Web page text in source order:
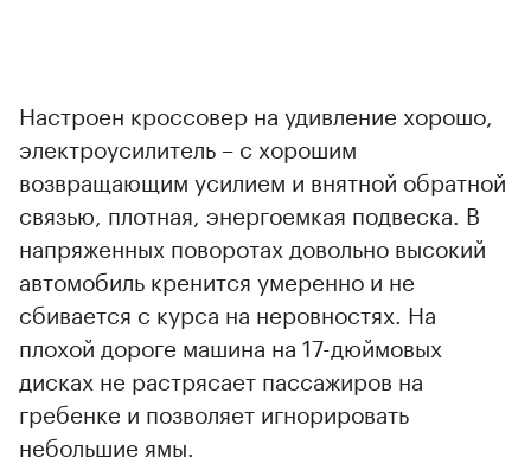
Настроен кроссовер на удивление хорошо,
электроусилитель – с хорошим
возвращающим усилием и внятной обратной
связью, плотная, энергоемкая подвеска. В
напряженных поворотах довольно высокий
автомобиль кренится умеренно и не
сбивается с курса на неровностях. На
плохой дороге машина на 17-дюймовых
дисках не растрясает пассажиров на
гребенке и позволяет игнорировать
небольшие ямы.